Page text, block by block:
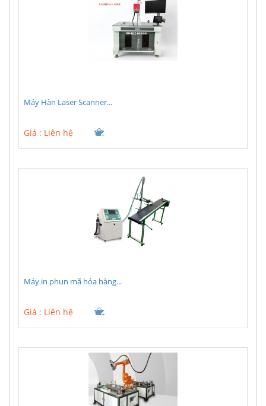
Máy Hàn Laser Scanner...
Giá : Liên hệ
Máy in phun mã hóa hàng...
Giá : Liên hệ